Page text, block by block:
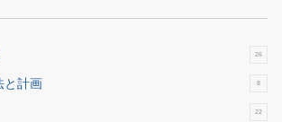
26
と計画 8
22